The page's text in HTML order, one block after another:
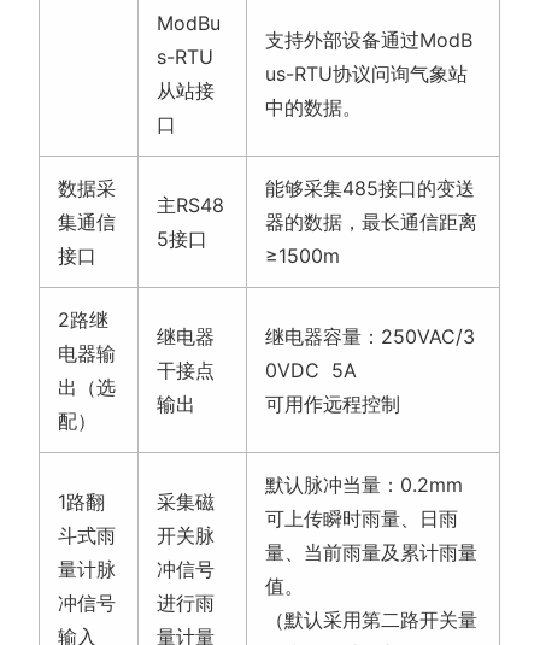
ModBu
s-RTU
从站接
口
支持外部设备通过ModB
us-RTU协议问询气象站
中的数据。
数据采
集通信
接口
主RS48
5接口
能够采集485接口的变送
器的数据，最长通信距离
≥1500m
2路继
电器输
出（选
配）
继电器
干接点
输出
继电器容量：250VAC/3
0VDC 5A
可用作远程控制
1路翻
斗式雨
量计脉
冲信号
输入
采集磁
开关脉
冲信号
进行雨
量计量
默认脉冲当量：0.2mm
可上传瞬时雨量、日雨
量、当前雨量及累计雨量
值。
（默认采用第二路开关量